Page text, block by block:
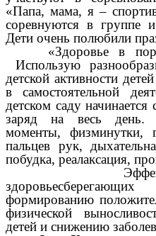
«Папа, мама, я –
соревнуются в группе
Дети очень полюбили
«Здоровье в
Использую
детской активности
в самостоятельной
детском саду
заряд на весь день.
моменты, физминутки,
пальцев рук,
побудка, реалаксация,
здоровьесберегающих
формированию
физической
детей и снижению